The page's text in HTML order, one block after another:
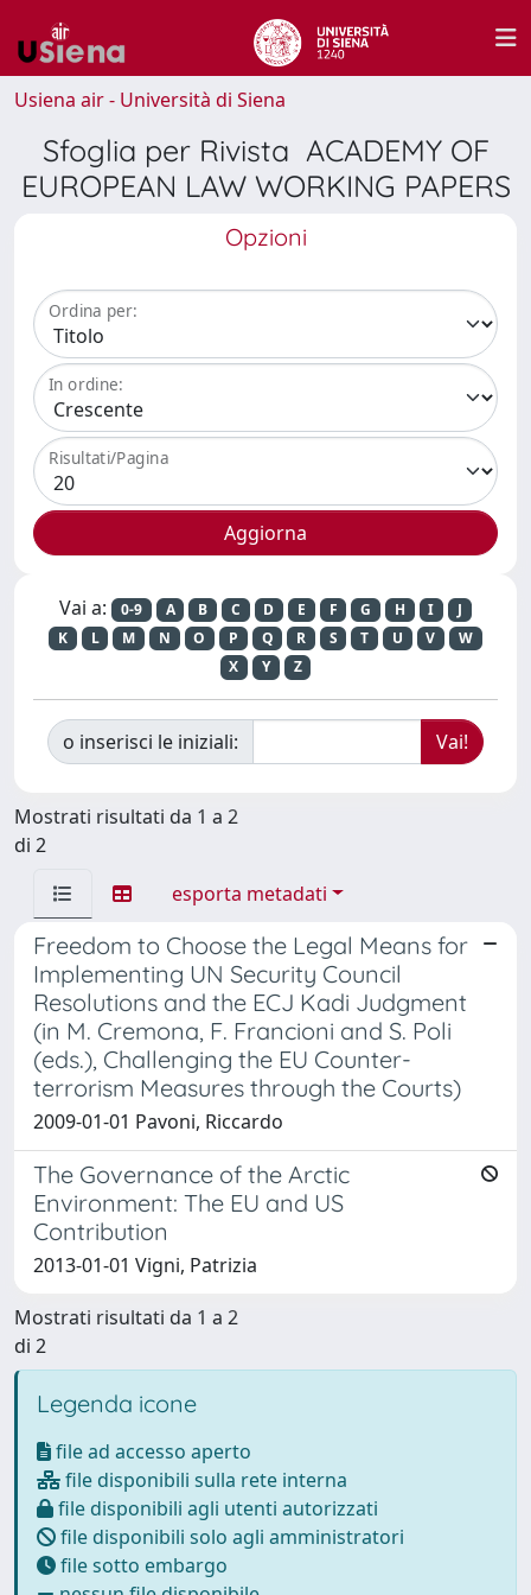
Usiena air - Università di Siena
Sfoglia per Rivista ACADEMY OF
EUROPEAN LAW WORKING PAPERS
Opzioni
Ordina per:
In ordine:
Risultati/Pagina
Vai a: 0-9 A B C D E F G H I
J
K
L M N O P Q R S T U V
W
X
Y Z
o inserisci le iniziali:
Mostrati risultati da 1 a 2
di 2
esporta metadati
Freedom to Choose the Legal Means for
Implementing UN Security Council
Resolutions and the ECJ Kadi Judgment
(in M. Cremona, F. Francioni and S. Poli
(eds.), Challenging the EU Counter-
terrorism Measures through the Courts)
2009-01-01 Pavoni, Riccardo
The Governance of the Arctic
Environment: The EU and US
Contribution
2013-01-01 Vigni, Patrizia
Mostrati risultati da 1 a 2
di 2
Legenda icone
file ad accesso aperto
file disponibili sulla rete interna
file disponibili agli utenti autorizzati
file disponibili solo agli amministratori
file sotto embargo